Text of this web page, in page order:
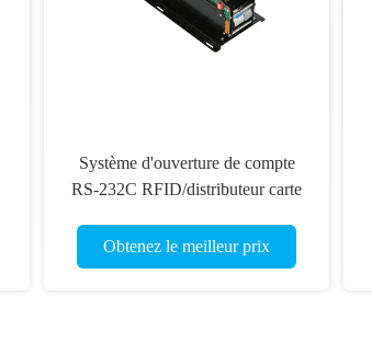
Système d'ouverture de compte
RS-232C RFID/distributeur carte
bande magnétique
Obtenez le meilleur prix